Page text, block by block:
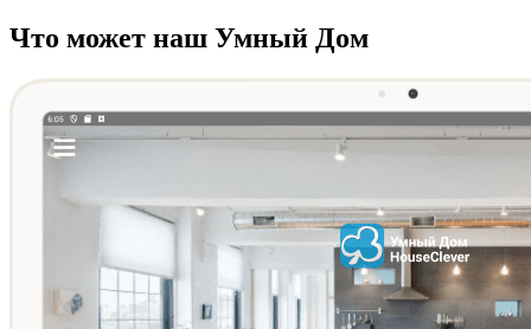
Что может наш Умный Дом